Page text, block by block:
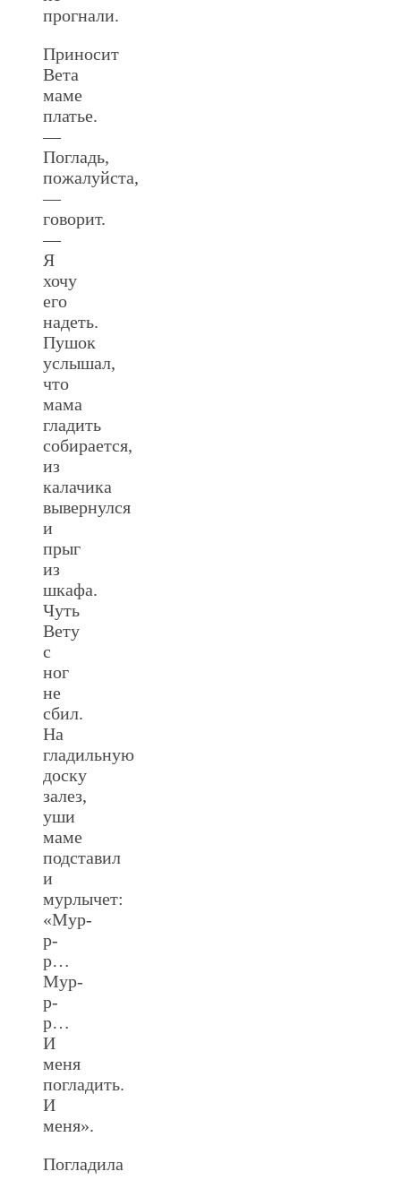
прогнали.
Приносит
Вета
маме
платье.
—
Погладь,
пожалуйста,
—
говорит.
—
Я
хочу
его
надеть.
Пушок
услышал,
что
мама
гладить
собирается,
из
калачика
вывернулся
и
прыг
из
шкафа.
Чуть
Вету
с
ног
не
сбил.
На
гладильную
доску
залез,
уши
маме
подставил
и
мурлычет:
«Мур-
р-
р…
Мур-
р-
р…
И
меня
погладить.
И
меня».
Погладила